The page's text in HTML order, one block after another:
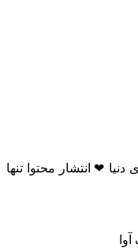
❤ انتشار محتوا تنها